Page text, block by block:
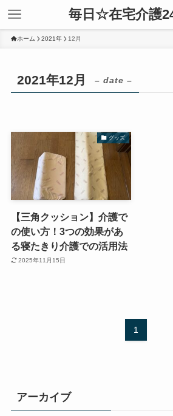
毎日☆在宅介護
ホーム 2021年 12月
2021年12月 – date –
グッズ
【三角クッション】介護で
の使い方！3つの効果があ
る寝たきり介護での活用法
2025年11月15日
1
アーカイブ